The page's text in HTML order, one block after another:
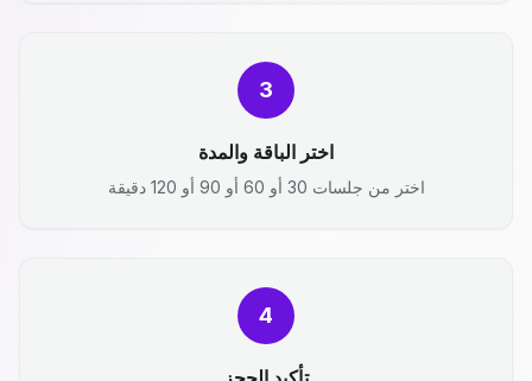
3
اختر الباقة والمدة
اختر من جلسات 30 أو 60 أو 90 أو 120 دقيقة
4